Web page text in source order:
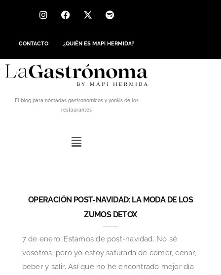
CONTACTO ¿QUIÉN ES MAPI HERMIDA?
El blog para nómadas gastronómicos y yonkis de los
restaurantes
OPERACIÓN POST-NAVIDAD: LA MODA DE LOS
ZUMOS DETOX
7 de enero. Estamos de post-navidad. No sé
vosotros, pero yo estoy saturada de comer, cenar,
beber y salir. Así que no he encontrado mejor día